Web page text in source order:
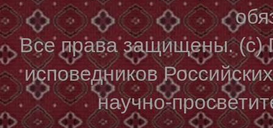
Все права защищены. (с)
исповедников
научно-